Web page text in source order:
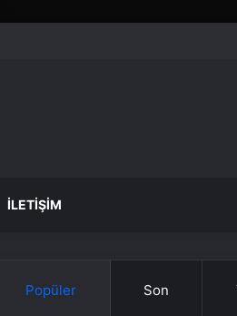
İLETIŞIM
Popüler Son